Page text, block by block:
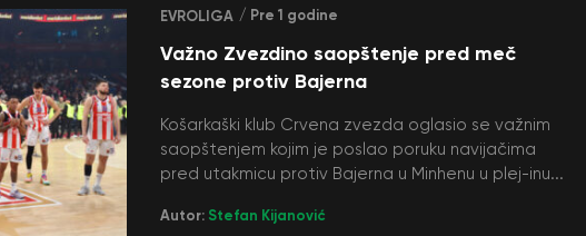
EVROLIGA / Pre 1 godine
Važno Zvezdino saopštenje pred meč
sezone protiv Bajerna
Košarkaški klub Crvena zvezda oglasio se važnim
saopštenjem kojim je poslao poruku navijačima
pred utakmicu protiv Bajerna u Minhenu u plej-inu...
Autor: Stefan Kijanović